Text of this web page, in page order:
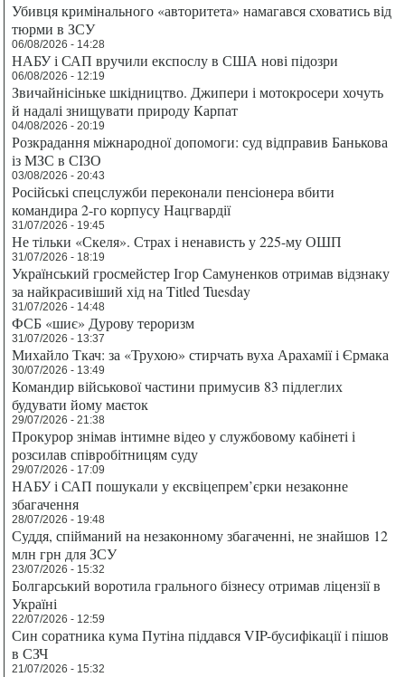
Убивця кримінального «авторитета» намагався сховатись від
тюрми в ЗСУ
06/08/2026 - 14:28
НАБУ і САП вручили експослу в США нові підозри
06/08/2026 - 12:19
Звичайнісіньке шкідництво. Джипери і мотокросери хочуть
й надалі знищувати природу Карпат
04/08/2026 - 20:19
Розкрадання міжнародної допомоги: суд відправив Банькова
із МЗС в СІЗО
03/08/2026 - 20:43
Російські спецслужби переконали пенсіонера вбити
командира 2-го корпусу Нацгвардії
31/07/2026 - 19:45
Не тільки «Скеля». Страх і ненависть у 225-му ОШП
31/07/2026 - 18:19
Український гросмейстер Ігор Самуненков отримав відзнаку
за найкрасивіший хід на Titled Tuesday
31/07/2026 - 14:48
ФСБ «шиє» Дурову тероризм
31/07/2026 - 13:37
Михайло Ткач: за «Трухою» стирчать вуха Арахамії і Єрмака
30/07/2026 - 13:49
Командир військової частини примусив 83 підлеглих
будувати йому маєток
29/07/2026 - 21:38
Прокурор знімав інтимне відео у службовому кабінеті і
розсилав співробітницям суду
29/07/2026 - 17:09
НАБУ і САП пошукали у ексвіцепрем’єрки незаконне
збагачення
28/07/2026 - 19:48
Суддя, спійманий на незаконному збагаченні, не знайшов 12
млн грн для ЗСУ
23/07/2026 - 15:32
Болгарський воротила грального бізнесу отримав ліцензії в
Україні
22/07/2026 - 12:59
Син соратника кума Путіна піддався VIP-бусифікації і пішов
в СЗЧ
21/07/2026 - 15:32